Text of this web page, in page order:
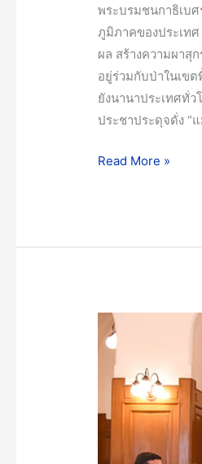
พระบรมชนกาธิเบ
ภูมิภาคของประเท
ผล สร้างความผาสุ
อยู่ร่วมกับป่าในเข
ยังนานาประเทศทั่
ประชาประดุจดั่ง “
Read More »
คณะ
บริหาร
คณะ
วิทยาศาสตร์
เข้า
ทูลเกล้าฯ